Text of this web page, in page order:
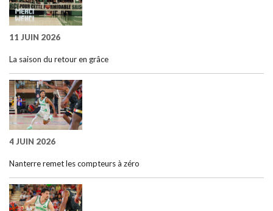
11 JUIN 2026
La saison du retour en grâce
4 JUIN 2026
Nanterre remet les compteurs à zéro